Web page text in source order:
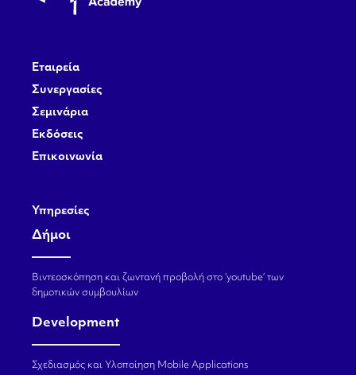
Εταιρεία
Συνεργασίες
Σεμινάρια
Εκδόσεις
Επικοινωνία
Υπηρεσίες
Δήμοι
Βιντεοσκόπηση και ζωντανή προβολή στο ‘youtube’ των
δημοτικών συμβουλίων
Development
Σχεδιασμός και Υλοποίηση Mobile Applications